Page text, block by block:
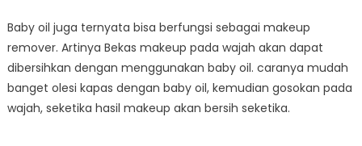
Baby oil juga ternyata bisa berfungsi sebagai makeup
remover. Artinya Bekas makeup pada wajah akan dapat
dibersihkan dengan menggunakan baby oil. caranya mudah
banget olesi kapas dengan baby oil, kemudian gosokan pada
wajah, seketika hasil makeup akan bersih seketika.